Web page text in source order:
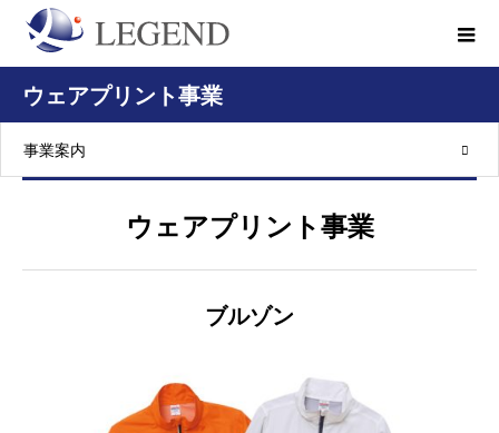
ウェアプリント事業
事業案内
ウェアプリント事業
ブルゾン